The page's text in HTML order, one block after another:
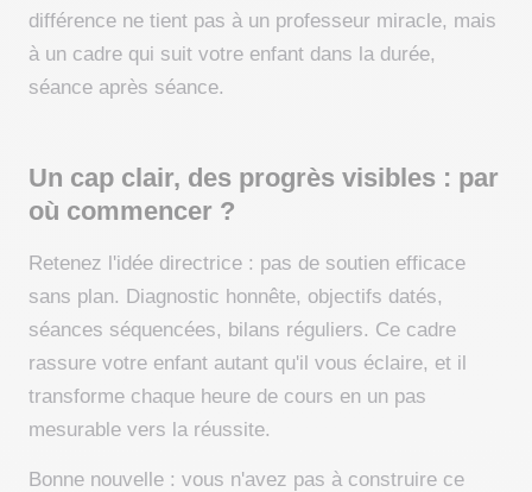
différence ne tient pas à un professeur miracle, mais
à un cadre qui suit votre enfant dans la durée,
séance après séance.
Un cap clair, des progrès visibles : par
où commencer ?
Retenez l'idée directrice : pas de soutien efficace
sans plan. Diagnostic honnête, objectifs datés,
séances séquencées, bilans réguliers. Ce cadre
rassure votre enfant autant qu'il vous éclaire, et il
transforme chaque heure de cours en un pas
mesurable vers la réussite.
Bonne nouvelle : vous n'avez pas à construire ce